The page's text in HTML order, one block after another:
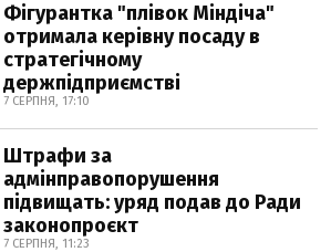
Фігурантка "плівок Міндіча"
отримала керівну посаду в
стратегічному
держпідприємстві
7 СЕРПНЯ, 17:10
Штрафи за
адмінправопорушення
підвищать: уряд подав до Ради
законопроєкт
7 СЕРПНЯ, 11:23